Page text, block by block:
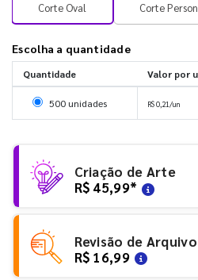
Corte Oval Corte
Escolha a quantidade
Quantidade Valor por
Selecionar 500 unidades
500 unidades R$ 0,21/un
Criação de Arte
R$ 45,99*
Revisão de Arquivo
R$ 16,99